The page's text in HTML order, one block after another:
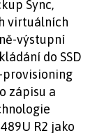
Sync,
virtuálních
výstupní
do SSD
provisioning
zápisu a
R2 jako